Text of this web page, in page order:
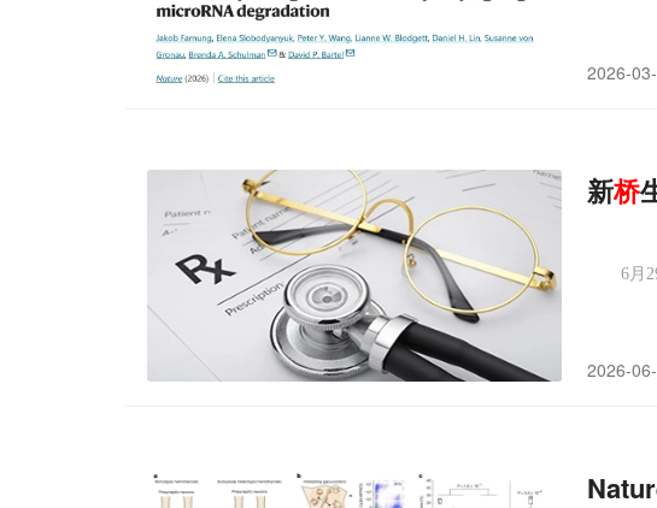
2026-
新桥
6月29
2026-